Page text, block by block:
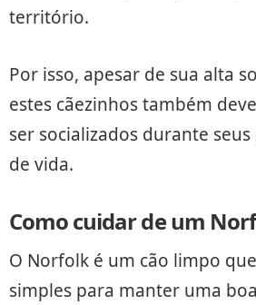
território.
Por isso, apesar de sua alta
estes cãezinhos também
ser socializados durante
de vida.
Como cuidar de um
O Norfolk é um cão limpo
simples para manter uma